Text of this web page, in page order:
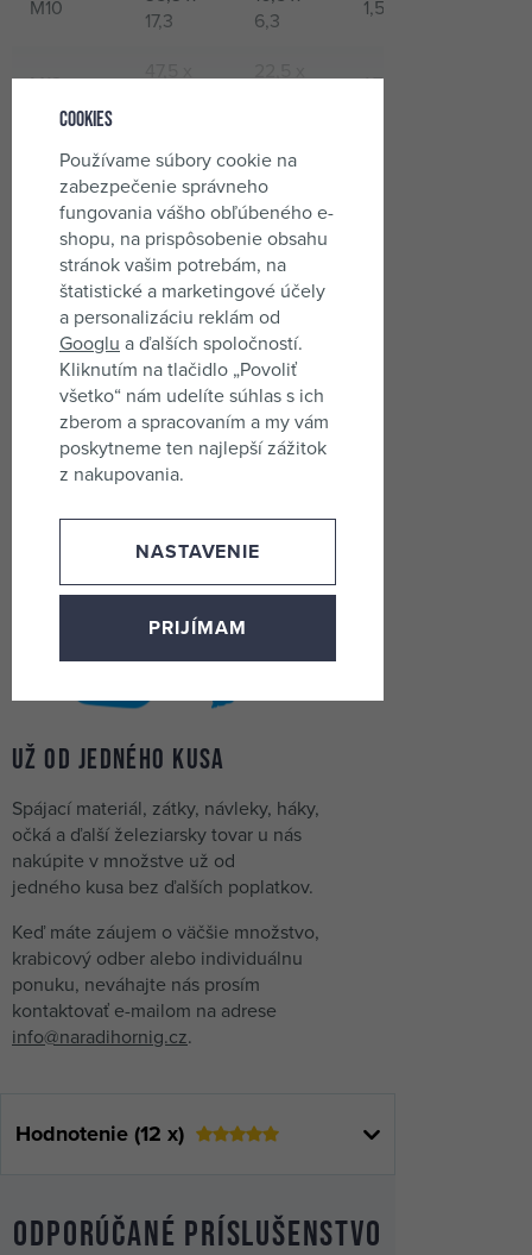
M10
17,3
6,3
1,5
M12 1,75
ČÍTAŤ ĎALEJ
Obchodní parametry
Kód produktu 04090
EAN 8592945002079
Už od jedného kusa
Spájací materiál, zátky, návleky, háky,
očká a ďalší železiarsky tovar u nás
nakúpite v množstve už od
jedného kusa bez ďalších poplatkov.
Keď máte záujem o väčšie množstvo,
krabicový odber alebo individuálnu
ponuku, neváhajte nás prosím
kontaktovať e-mailom na adrese
info@naradihornig.cz.
Hodnotenie (12 x)
Odporúčané príslušenstvo
Cookies
Používame súbory cookie na
zabezpečenie správneho
fungovania vášho obľúbeného e-
shopu, na prispôsobenie obsahu
stránok vašim potrebám, na
štatistické a marketingové účely
a personalizáciu reklám od
Googlu a ďalších spoločností.
Kliknutím na tlačidlo „Povoliť
všetko“ nám udelíte súhlas s ich
zberom a spracovaním a my vám
poskytneme ten najlepší zážitok
z nakupovania.
NASTAVENIE
PRIJÍMAM